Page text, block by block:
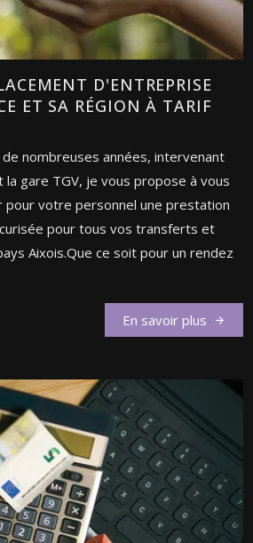
D'ENTREPRISE
ET SA RÉGION À TARIF
nombreuses années, intervenant
la gare TGV, je vous propose à vous
votre personnel une prestation
pour tous vos transferts et
Aixois.Que ce soit pour un rendez
En savoir plus